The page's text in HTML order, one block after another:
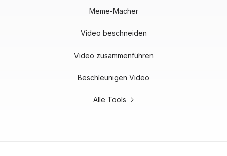
Meme-Macher
Video beschneiden
Video zusammenführen
Beschleunigen Video
Alle Tools